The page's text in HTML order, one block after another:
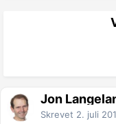
Jon
Skrevet 2. juli